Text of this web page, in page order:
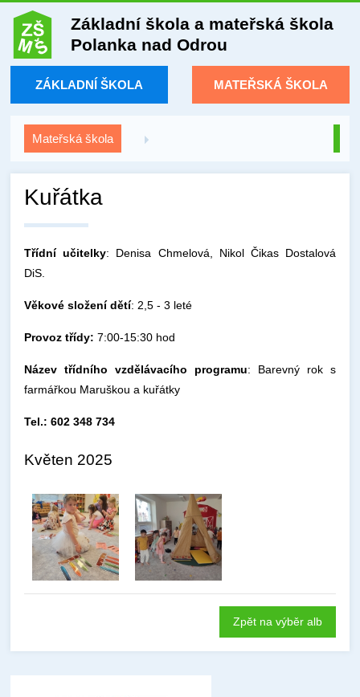
Základní škola a mateřská škola
Polanka nad Odrou
ZÁKLADNÍ ŠKOLA MATEŘSKÁ ŠKOLA
Mateřská škola
Kuřátka
Třídní učitelky: Denisa Chmelová, Nikol Čikas Dostalová
DiS.
Věkové složení dětí: 2,5 - 3 leté
Provoz třídy: 7:00-15:30 hod
Název třídního vzdělávacího programu: Barevný rok s
farmářkou Maruškou a kuřátky
Tel.: 602 348 734
Květen 2025
Zpět na výběr alb